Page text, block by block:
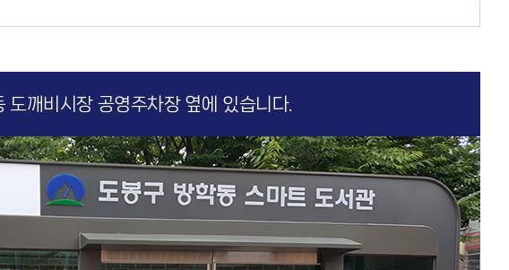
도깨비시장 공영주차장 옆에 있습니다.